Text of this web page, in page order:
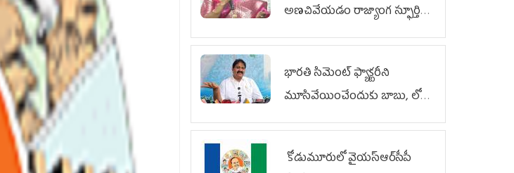
అణచివేయడం రాజ్యాంగ స్ఫూర్తికి
విరుద్ధం
భారతి సిమెంట్ ఫ్యాక్టరీని
మూసివేయించేందుకు బాబు, లోకేశ్
కుట్ర
కోడుమూరులో వైయ‌స్ఆర్‌సీపీ